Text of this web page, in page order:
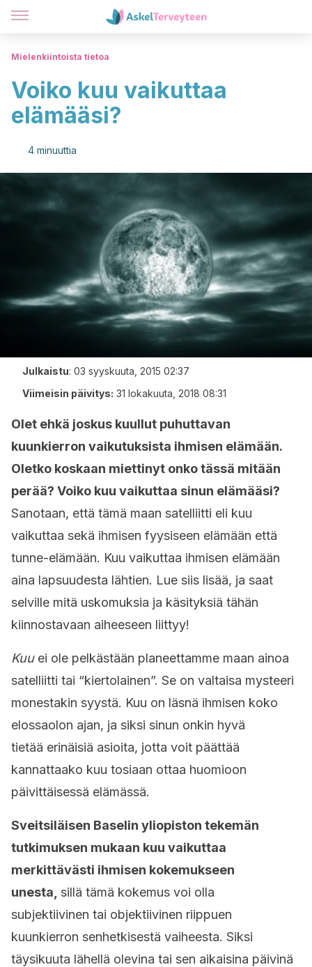
Mielenkiintoista tietoa
Voiko kuu vaikuttaa
elämääsi?
4 minuuttia
Julkaistu: 03 syyskuuta, 2015 02:37
Viimeisin päivitys: 31 lokakuuta, 2018 08:31
Olet ehkä joskus kuullut puhuttavan
kuunkierron vaikutuksista ihmisen elämään.
Oletko koskaan miettinyt onko tässä mitään
perää? Voiko kuu vaikuttaa sinun elämääsi?
Sanotaan, että tämä maan satelliitti eli kuu
vaikuttaa sekä ihmisen fyysiseen elämään että
tunne-elämään. Kuu vaikuttaa ihmisen elämään
aina lapsuudesta lähtien. Lue siis lisää, ja saat
selville mitä uskomuksia ja käsityksiä tähän
kiinnostavaan aiheeseen liittyy!
Kuuei ole pelkästään planeettamme maan ainoa
satelliitti tai “kiertolainen”. Se on valtaisa mysteeri
monestakin syystä. Kuu on läsnä ihmisen koko
elossaolon ajan, ja siksi sinun onkin hyvä
tietää erinäisiä asioita, jotta voit päättää
kannattaako kuu tosiaan ottaa huomioon
päivittäisessä elämässä.
Sveitsiläisen Baselin yliopiston tekemän
tutkimuksen mukaan kuu vaikuttaa
merkittävästi ihmisen kokemukseen
unesta, sillä tämä kokemus voi olla
subjektiivinen tai objektiivinen riippuen
kuunkierron senhetkisestä vaiheesta. Siksi
täysikuuta lähellä olevina tai sen aikaisina päivinä